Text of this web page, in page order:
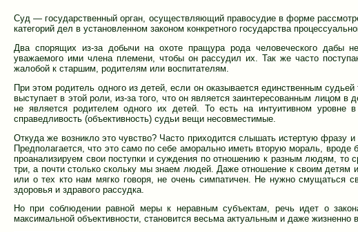
Суд — государственный орган, осуществляющий правосудие в форме
категорий дел в установленном законом конкретного государства
Два спорящих из-за добычи на охоте пращура рода человеческого дабы
уважаемого ими члена племени, чтобы он рассудил их. Так же часто
жалобой к старшим, родителям или воспитателям.
При этом родитель одного из детей, если он оказывается единственным
выступает в этой роли, из-за того, что он является заинтересованным лицом
не является родителем одного их детей. То есть на интуитивном уровне
справедливость (объективность) судьи вещи несовместимые.
Откуда же возникло это чувство? Часто приходится слышать истертую фразу
Предполагается, что это само по себе аморально иметь вторую мораль,
проанализируем свои поступки и суждения по отношению к разным людям, то
три, а почти столько скольку мы знаем людей. Даже отношение к своим детям
или о тех кто нам мягко говоря, не очень симпатичен. Не нужно смущаться
здоровья и здравого рассудка.
Но при соблюдении равной меры к неравным субъектам, речь идет о
максимальной объективности, становится весьма актуальным и даже жизненно